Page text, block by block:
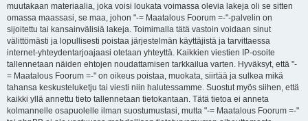
muutakaan materiaalia, joka voisi loukata voimassa olevia lakeja oli se sitten
omassa maassasi, se maa, johon "-= Maatalous Foorum =-"-palvelin on
sijoitettu tai kansainvälisiä lakeja. Toimimalla tätä vastoin voidaan sinut
välittömästi ja lopullisesti poistaa järjestelmän käyttäjistä ja tarvittaessa
internet-yhteydentarjoajaasi otetaan yhteyttä. Kaikkien viestien IP-osoite
tallennetaan näiden ehtojen noudattamisen tarkkailua varten. Hyväksyt, että "-
= Maatalous Foorum =-" on oikeus poistaa, muokata, siirtää ja sulkea mikä
tahansa keskusteluketju tai viesti niin halutessamme. Suostut myös siihen, että
kaikki yllä annettu tieto tallennetaan tietokantaan. Tätä tietoa ei anneta
kolmannelle osapuolelle ilman suostumustasi, mutta "-= Maatalous Foorum =-"